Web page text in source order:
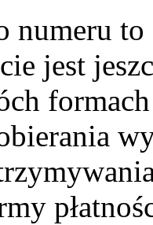
numeru to
jest